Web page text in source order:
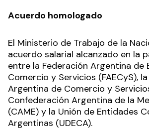
Acuerdo homologado
El Ministerio de Trabajo de la
acuerdo salarial alcanzado en la
entre la Federación Argentina de
Comercio y Servicios (FAECyS),
Argentina de Comercio y
Confederación Argentina de la
(CAME) y la Unión de Entidades
Argentinas (UDECA).